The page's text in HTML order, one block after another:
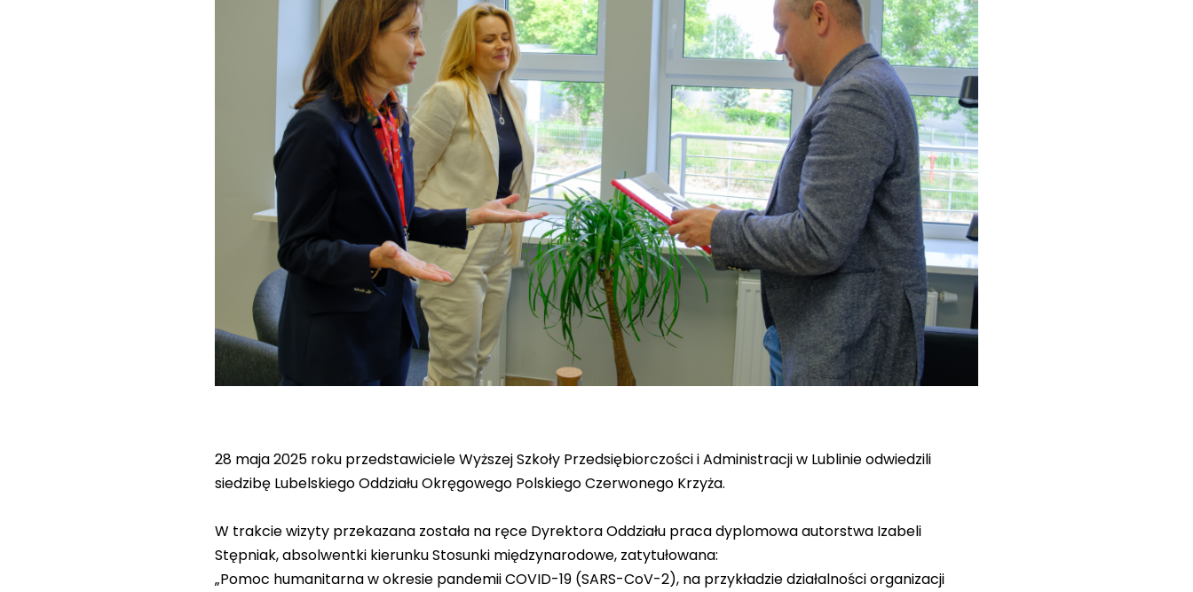
28 maja 2025 roku przedstawiciele Wyższej Szkoły Przedsiębiorczości i Administracji w Lublinie odwiedzili
siedzibę Lubelskiego Oddziału Okręgowego Polskiego Czerwonego Krzyża.
W trakcie wizyty przekazana została na ręce Dyrektora Oddziału praca dyplomowa autorstwa Izabeli
Stępniak, absolwentki kierunku Stosunki międzynarodowe, zatytułowana:
„Pomoc humanitarna w okresie pandemii COVID-19 (SARS-CoV-2), na przykładzie działalności organizacji